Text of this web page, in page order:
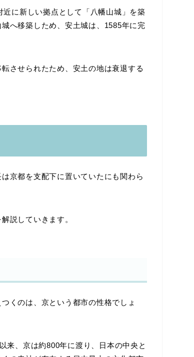
に新しい拠点として「八幡山城」を築
へ移築しため、安土城は、1585年に完
させられたため、安土の地は衰退する
京都を支配下に置いていたにも関わら
説していきます。
つくのは、京という都市の性格でしょ
来、京は約800年に渡り、日本の中央と